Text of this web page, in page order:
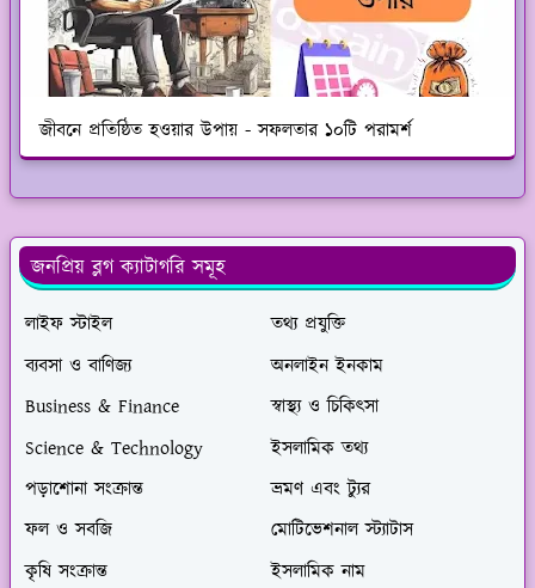
জীবনে প্রতিষ্ঠিত হওয়ার উপায় - সফলতার ১০টি পরামর্শ
জনপ্রিয় ব্লগ ক্যাটাগরি সমূহ
লাইফ স্টাইল
তথ্য প্রযুক্তি
ব্যবসা ও বাণিজ্য
অনলাইন ইনকাম
Business & Finance
স্বাস্থ্য ও চিকিৎসা
Science & Technology
ইসলামিক তথ্য
পড়াশোনা সংক্রান্ত
ভ্রমণ এবং ট্যুর
ফল ও সবজি
মোটিভেশনাল স্ট্যাটাস
কৃষি সংক্রান্ত
ইসলামিক নাম